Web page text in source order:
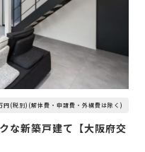
円(税別)(解体費・申請費・外構費は除く)
な新築戸建て【大阪府交